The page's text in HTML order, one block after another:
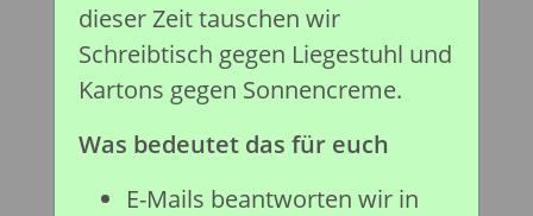
dieser Zeit tauschen wir
Schreibtisch gegen Liegestuhl und
Kartons gegen Sonnencreme.
Was bedeutet das für euch
E-Mails beantworten wir in